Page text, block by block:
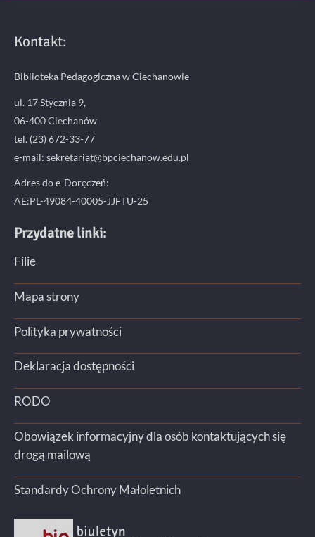
Kontakt:
Biblioteka Pedagogiczna w Ciechanowie
ul. 17 Stycznia 9,
06-400 Ciechanów
tel. (23) 672-33-77
e-mail: sekretariat@bpciechanow.edu.pl
Adres do e-Doręczeń:
AE:PL-49084-40005-JJFTU-25
Przydatne linki:
Filie
Mapa strony
Polityka prywatności
Deklaracja dostępności
RODO
Obowiązek informacyjny dla osób kontaktujących się
drogą mailową
Standardy Ochrony Małoletnich